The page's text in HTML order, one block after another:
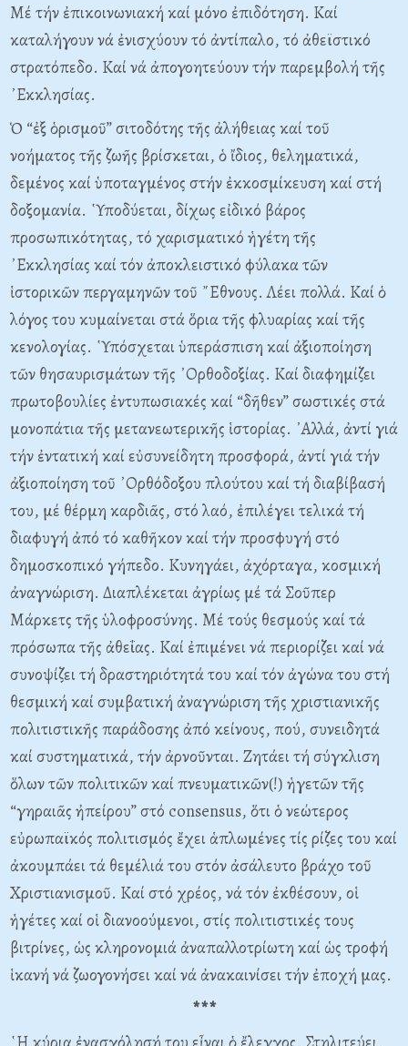
Μέ τήν ἐπικοινωνιακή καί μόνο ἐπιδότηση. Καί
καταλήγουν νά ἐνισχύουν τό ἀντίπαλο, τό ἀθεϊστικό
στρατόπεδο. Καί νά ἀπογοητεύουν τήν παρεμβολή τῆς
᾿Εκκλησίας.
Ὁ “ἐξ ὁρισμοῦ” σιτοδότης τῆς ἀλήθειας καί τοῦ
νοήματος τῆς ζωῆς βρίσκεται, ὁ ἴδιος, θεληματικά,
δεμένος καί ὑποταγμένος στήν ἐκκοσμίκευση καί στή
δοξομανία. ῾Υποδύεται, δίχως εἰδικό βάρος
προσωπικότητας, τό χαρισματικό ἡγέτη τῆς
᾿Εκκλησίας καί τόν ἀποκλειστικό φύλακα τῶν
ἱστορικῶν περγαμηνῶν τοῦ ῎Εθνους. Λέει πολλά. Καί ὁ
λόγος του κυμαίνεται στά ὅρια τῆς φλυαρίας καί τῆς
κενολογίας. ῾Υπόσχεται ὑπεράσπιση καί ἀξιοποίηση
τῶν θησαυρισμάτων τῆς ᾿Ορθοδοξίας. Καί διαφημίζει
πρωτοβουλίες ἐντυπωσιακές καί “δῆθεν” σωστικές στά
μονοπάτια τῆς μετανεωτερικῆς ἱστορίας. ᾿Αλλά, ἀντί γιά
τήν ἐντατική καί εὐσυνείδητη προσφορά, ἀντί γιά τήν
ἀξιοποίηση τοῦ ᾿Ορθόδοξου πλούτου καί τή διαβίβασή
του, μέ θέρμη καρδιᾶς, στό λαό, ἐπιλέγει τελικά τή
διαφυγή ἀπό τό καθῆκον καί τήν προσφυγή στό
δημοσκοπικό γήπεδο. Κυνηγάει, ἀχόρταγα, κοσμική
ἀναγνώριση. Διαπλέκεται ἀγρίως μέ τά Σοῦπερ
Μάρκετς τῆς ὑλοφροσύνης. Μέ τούς θεσμούς καί τά
πρόσωπα τῆς ἀθεΐας. Καί ἐπιμένει νά περιορίζει καί νά
συνοψίζει τή δραστηριότητά του καί τόν ἀγώνα του στή
θεσμική καί συμβατική ἀναγνώριση τῆς χριστιανικῆς
πολιτιστικῆς παράδοσης ἀπό κείνους, πού, συνειδητά
καί συστηματικά, τήν ἀρνοῦνται. Ζητάει τή σύγκλιση
ὅλων τῶν πολιτικῶν καί πνευματικῶν(!) ἡγετῶν τῆς
“γηραιᾶς ἠπείρου” στό consensus, ὅτι ὁ νεώτερος
εὐρωπαϊκός πολιτισμός ἔχει ἁπλωμένες τίς ρίζες του καί
ἀκουμπάει τά θεμέλιά του στόν ἀσάλευτο βράχο τοῦ
Χριστιανισμοῦ. Καί στό χρέος, νά τόν ἐκθέσουν, οἱ
ἡγέτες καί οἱ διανοούμενοι, στίς πολιτιστικές τους
βιτρίνες, ὡς κληρονομιά ἀναπαλλοτρίωτη καί ὡς τροφή
ἱκανή νά ζωογονήσει καί νά ἀνακαινίσει τήν ἐποχή μας.
***